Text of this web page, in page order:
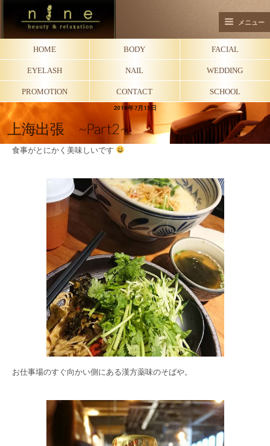
メニュー
HOME BODY FACIAL
EYELASH NAIL WEDDING
PROMOTION CONTACT SCHOOL
2019年7月15日
上海出張 ~part2~
食事がとにかく美味しいです
お仕事場のすぐ向かい側にある漢方薬味のそばや。